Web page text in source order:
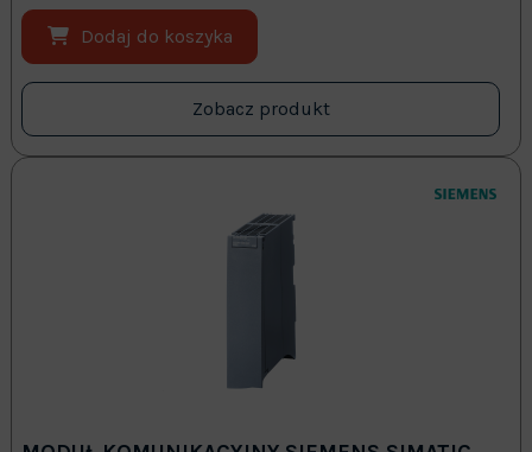
Dodaj do koszyka
Zobacz produkt